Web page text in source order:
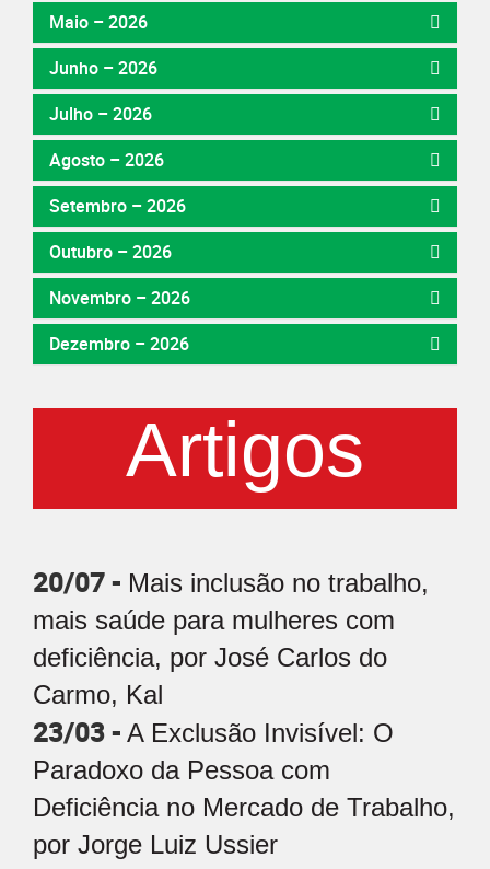
Maio – 2026
Junho – 2026
Julho – 2026
Agosto – 2026
Setembro – 2026
Outubro – 2026
Novembro – 2026
Dezembro – 2026
Artigos
20/07 - Mais inclusão no trabalho,
mais saúde para mulheres com
deficiência, por José Carlos do
Carmo, Kal
23/03 - A Exclusão Invisível: O
Paradoxo da Pessoa com
Deficiência no Mercado de Trabalho,
por Jorge Luiz Ussier